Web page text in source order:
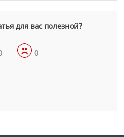
для вас полезной?
0